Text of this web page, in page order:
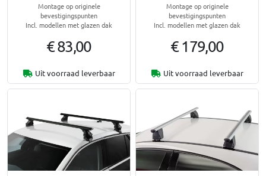
Montage op originele
bevestigingspunten
Incl. modellen met glazen dak
€ 83,00
Uit voorraad leverbaar
Montage op originele
bevestigingspunten
Incl. modellen met glazen dak
€ 179,00
Uit voorraad leverbaar